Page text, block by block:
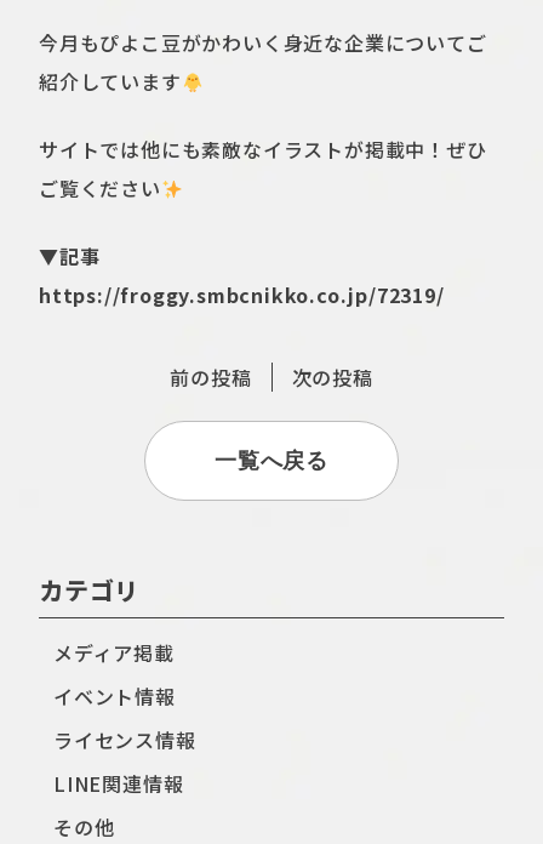
今月もぴよこ豆がかわいく身近な企業についてご
紹介しています
サイトでは他にも素敵なイラストが掲載中！ぜひ
ご覧ください
▼記事
https://froggy.smbcnikko.co.jp/72319/
前の投稿 次の投稿
一覧へ戻る
カテゴリ
メディア掲載
イベント情報
ライセンス情報
LINE関連情報
その他